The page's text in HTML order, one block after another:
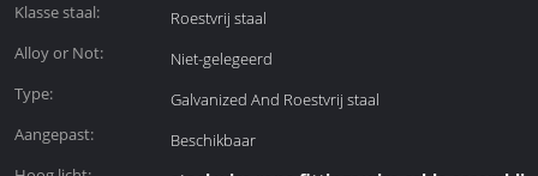
Klasse staal:
Roestvrij staal
Alloy or Not:
Niet-gelegeerd
Type:
Galvanized And Roestvrij staal
Aangepast:
Beschikbaar